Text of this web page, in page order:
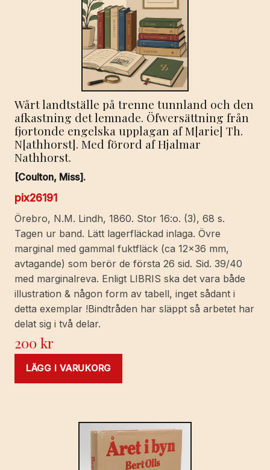
Wårt landtställe på trenne tunnland och den
afkastning det lemnade. Öfwersättning från
fjortonde engelska upplagan af M[arie] Th.
N[athhorst]. Med förord af Hjalmar
Nathhorst.
[Coulton, Miss].
pix26191
Örebro, N.M. Lindh, 1860. Stor 16:o. (3), 68 s.
Tagen ur band. Lätt lagerfläckad inlaga. Övre
marginal med gammal fuktfläck (ca 12x36 mm,
avtagande) som berör de första 26 sid. Sid. 39/40
med marginalreva. Enligt LIBRIS ska det vara både
illustration & någon form av tabell, inget sådant i
detta exemplar !Bindtråden har släppt så arbetet har
delat sig i två delar.
200kr
LÄGG I VARUKORG